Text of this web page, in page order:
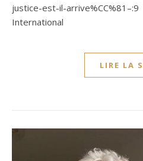
justice-est-il-
International
LIRE LA